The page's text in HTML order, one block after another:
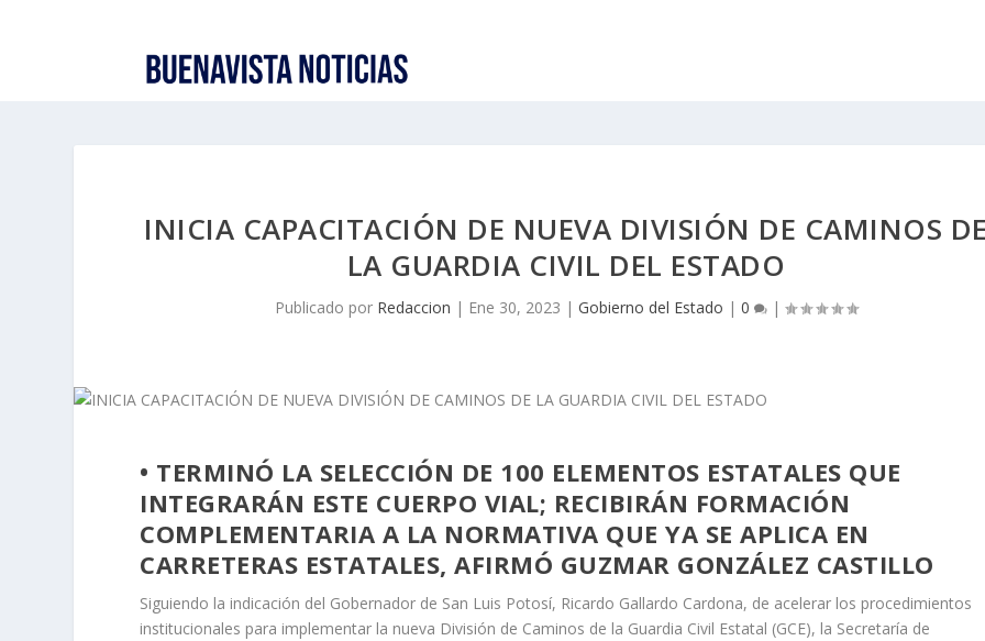
INICIA CAPACITACIÓN DE NUEVA DIVISIÓN DE CAMINOS
LA GUARDIA CIVIL DEL ESTADO
Publicado por Redaccion | Ene 30, 2023 | Gobierno del Estado | 0 |
• TERMINÓ LA SELECCIÓN DE 100 ELEMENTOS ESTATALES QUE
INTEGRARÁN ESTE CUERPO VIAL; RECIBIRÁN FORMACIÓN
COMPLEMENTARIA A LA NORMATIVA QUE YA SE APLICA EN
CARRETERAS ESTATALES, AFIRMÓ GUZMAR GONZÁLEZ CASTILLO
Siguiendo la indicación del Gobernador de San Luis Potosí, Ricardo Gallardo Cardona, de acelerar los procedimientos
institucionales para implementar la nueva División de Caminos de la Guardia Civil Estatal (GCE), la Secretaría de